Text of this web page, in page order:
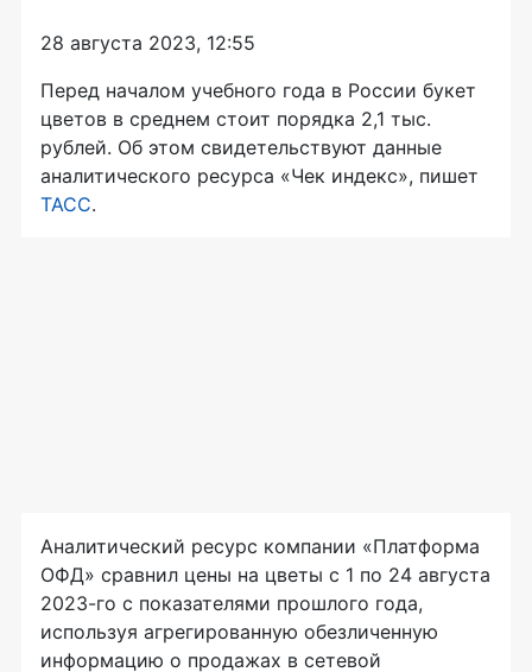
28 августа 2023, 12:55
Перед началом учебного года в России букет
цветов в среднем стоит порядка 2,1 тыс.
рублей. Об этом свидетельствуют данные
аналитического ресурса «Чек индекс», пишет
ТАСС.
Аналитический ресурс компании «Платформа
ОФД» сравнил цены на цветы с 1 по 24 августа
2023-го с показателями прошлого года,
используя агрегированную обезличенную
информацию о продажах в сетевой